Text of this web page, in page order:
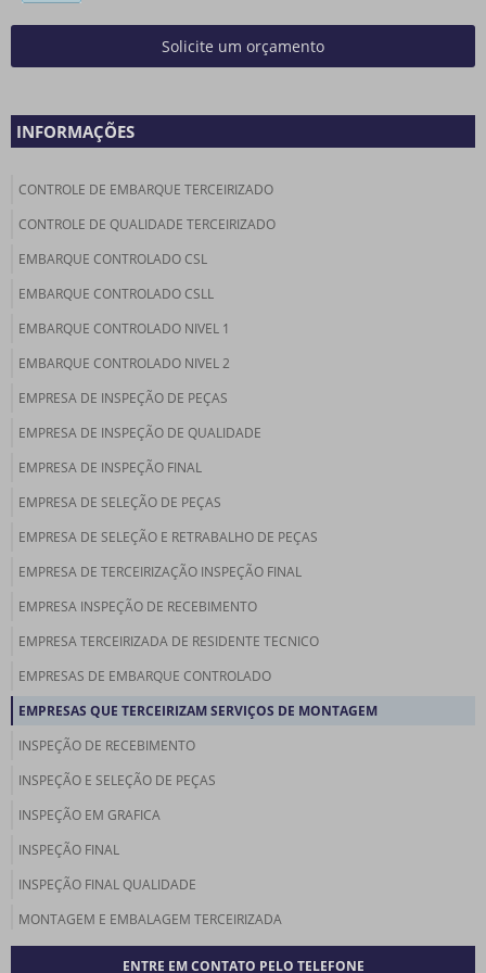
Solicite um orçamento
INFORMAÇÕES
CONTROLE DE EMBARQUE TERCEIRIZADO
CONTROLE DE QUALIDADE TERCEIRIZADO
EMBARQUE CONTROLADO CSL
EMBARQUE CONTROLADO CSLL
EMBARQUE CONTROLADO NIVEL 1
EMBARQUE CONTROLADO NIVEL 2
EMPRESA DE INSPEÇÃO DE PEÇAS
EMPRESA DE INSPEÇÃO DE QUALIDADE
EMPRESA DE INSPEÇÃO FINAL
EMPRESA DE SELEÇÃO DE PEÇAS
EMPRESA DE SELEÇÃO E RETRABALHO DE PEÇAS
EMPRESA DE TERCEIRIZAÇÃO INSPEÇÃO FINAL
EMPRESA INSPEÇÃO DE RECEBIMENTO
EMPRESA TERCEIRIZADA DE RESIDENTE TECNICO
EMPRESAS DE EMBARQUE CONTROLADO
EMPRESAS QUE TERCEIRIZAM SERVIÇOS DE MONTAGEM
INSPEÇÃO DE RECEBIMENTO
INSPEÇÃO E SELEÇÃO DE PEÇAS
INSPEÇÃO EM GRAFICA
INSPEÇÃO FINAL
INSPEÇÃO FINAL QUALIDADE
MONTAGEM E EMBALAGEM TERCEIRIZADA
ENTRE EM CONTATO PELO TELEFONE